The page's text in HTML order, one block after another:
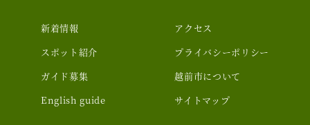
新着情報
スポット紹介
ガイド募集
English guide
アクセス
プライバシーポリシー
越前市について
サイトマップ